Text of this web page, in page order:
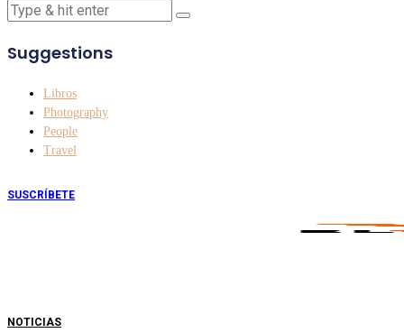
Suggestions
Libros
Photography
People
Travel
SUSCRÍBETE
NOTICIAS